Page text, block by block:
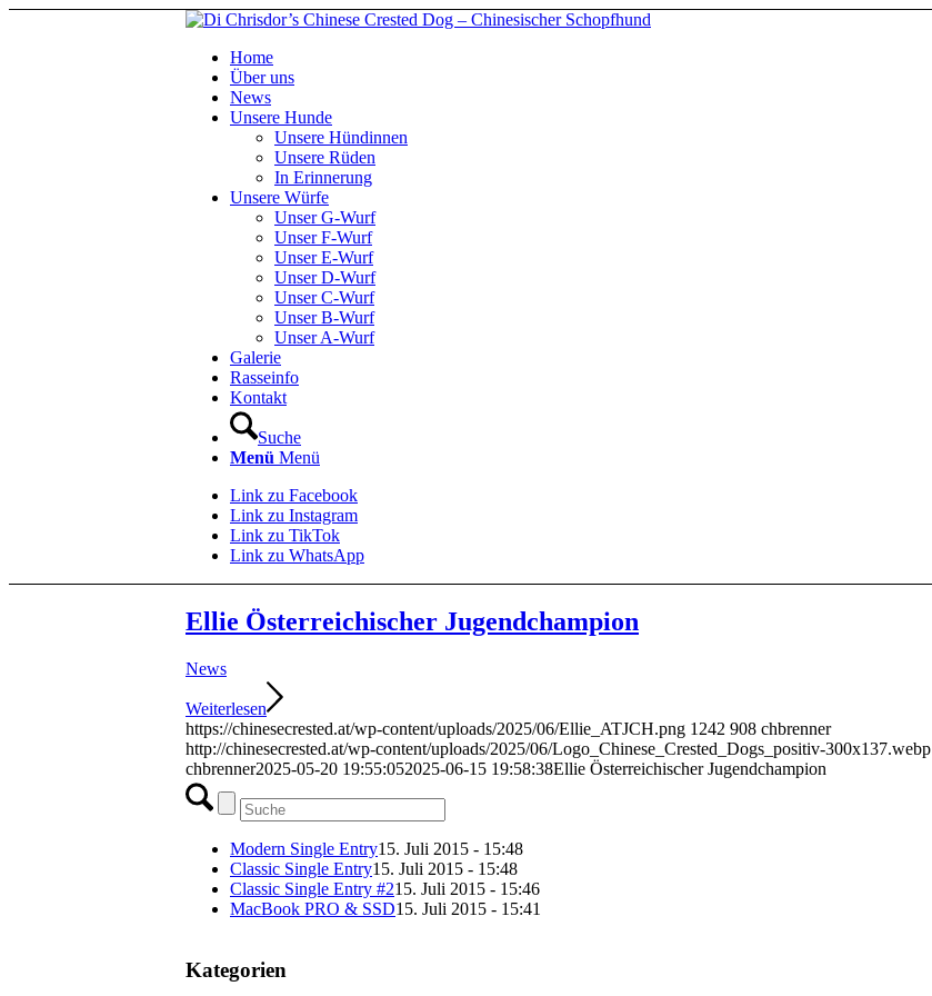
Home
Über uns
News
Unsere Hunde
Unsere Hündinnen
Unsere Rüden
In Erinnerung
Unsere Würfe
Unser G-Wurf
Unser F-Wurf
Unser E-Wurf
Unser D-Wurf
Unser C-Wurf
Unser B-Wurf
Unser A-Wurf
Galerie
Rasseinfo
Kontakt
Suche
Menü Menü
Link zu Facebook
Link zu Instagram
Link zu TikTok
Link zu WhatsApp
Ellie Österreichischer Jugendchampion
News
Weiterlesen
https://chinesecrested.at/wp-content/uploads/2025/06/Ellie_ATJCH.png 1242 908 chbrenner
http://chinesecrested.at/wp-content/uploads/2025/06/Logo_Chinese_Crested_Dogs_positiv-300x137.webp
chbrenner2025-05-20 19:55:052025-06-15 19:58:38Ellie Österreichischer Jugendchampion
Modern Single Entry15. Juli 2015 - 15:48
Classic Single Entry15. Juli 2015 - 15:48
Classic Single Entry #215. Juli 2015 - 15:46
MacBook PRO & SSD15. Juli 2015 - 15:41
Kategorien